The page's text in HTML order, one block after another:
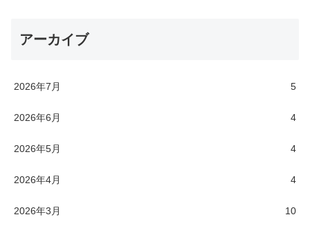
アーカイブ
2026年7月 5
2026年6月 4
2026年5月 4
2026年4月 4
2026年3月 10